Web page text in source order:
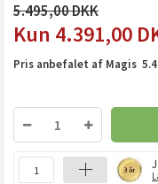
5.495,00
4.391,00
Pris anbefalet af Magis